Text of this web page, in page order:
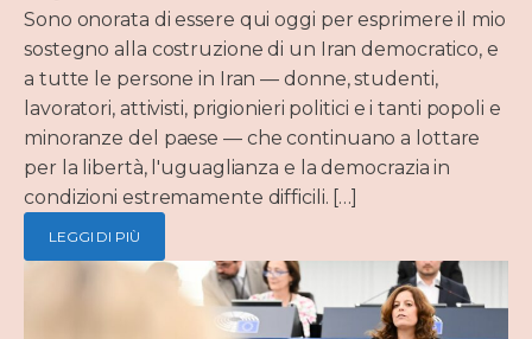
Sono onorata di essere qui oggi per esprimere il mio
sostegno alla costruzione di un Iran democratico, e
a tutte le persone in Iran — donne, studenti,
lavoratori, attivisti, prigionieri politici e i tanti popoli e
minoranze del paese — che continuano a lottare
per la libertà, l'uguaglianza e la democrazia in
condizioni estremamente difficili. […]
LEGGI DI PIÙ